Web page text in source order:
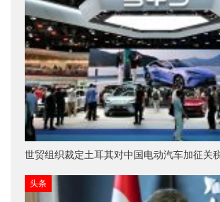
世贸组织裁定土耳其对中国电动汽车加征关
头条